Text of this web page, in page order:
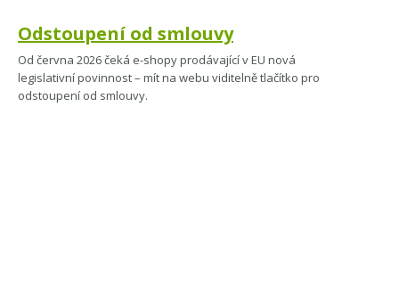
Odstoupení od smlouvy
Od června 2026 čeká e-shopy prodávající v EU nová
legislativní povinnost – mít na webu viditelně tlačítko pro
odstoupení od smlouvy.